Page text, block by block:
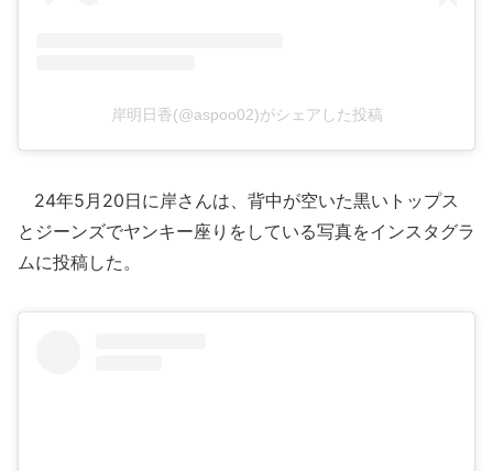
岸明日香(@aspoo02)がシェアした投稿
24年5月20日に岸さんは、背中が空いた黒いトップス
とジーンズでヤンキー座りをしている写真をインスタグラ
ムに投稿した。